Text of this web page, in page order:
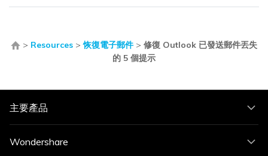
> Resources >恢復電子郵件> 修復 Outlook 已發送郵件丟失
的 5 個提示
主要產品
Wondershare